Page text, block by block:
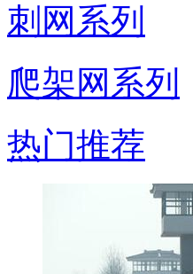
刺网系列
爬架网系列
热门推荐